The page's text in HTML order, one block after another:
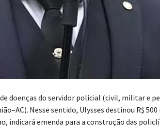
doenças do servidor policial (civil, militar e
Nesse sentido, Ulysses destinou R$
indicará emenda para a construção das